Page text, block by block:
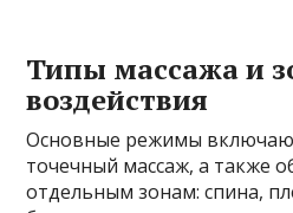
Типы массажа и
воздействия
Основные режимы
точечный массаж, а также
отдельным зонам: спина,